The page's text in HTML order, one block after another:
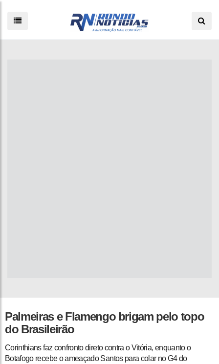
Palmeiras e Flamengo brigam pelo topo
do Brasileirão
Corinthians faz confronto direto contra o Vitória, enquanto o
Botafogo recebe o ameaçado Santos para colar no G4 do